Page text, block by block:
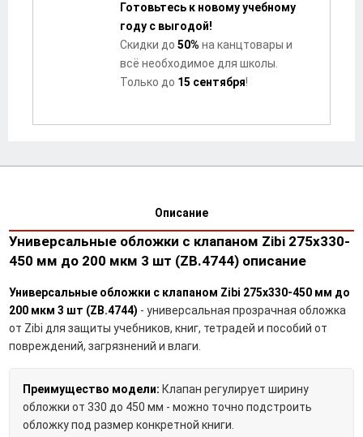
Готовьтесь к новому учебному
году с выгодой!
Скидки до 50% на канцтовары и
всё необходимое для школы.
Только до 15 сентября!
Описание
Универсальные обложки с клапаном Zibi 275х330-
450 мм до 200 мкм 3 шт (ZB.4744) описание
Универсальные обложки с клапаном Zibi 275х330-450 мм до
200 мкм 3 шт (ZB.4744) - универсальная прозрачная обложка
от Zibi для защиты учебников, книг, тетрадей и пособий от
повреждений, загрязнений и влаги.
Преимущество модели: Клапан регулирует ширину
обложки от 330 до 450 мм - можно точно подстроить
обложку под размер конкретной книги.